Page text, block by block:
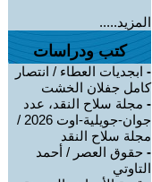
المزيد.....
كتب ودراسات
- ابجديات العطاء / انتصار
كامل جفلان الخشت
- مجلة سلاح النقد، عدد
جوان-جويلية-اوت 2026 /
مجلة سلاح النقد
- حقوق العصر / أحمد
التاوتي